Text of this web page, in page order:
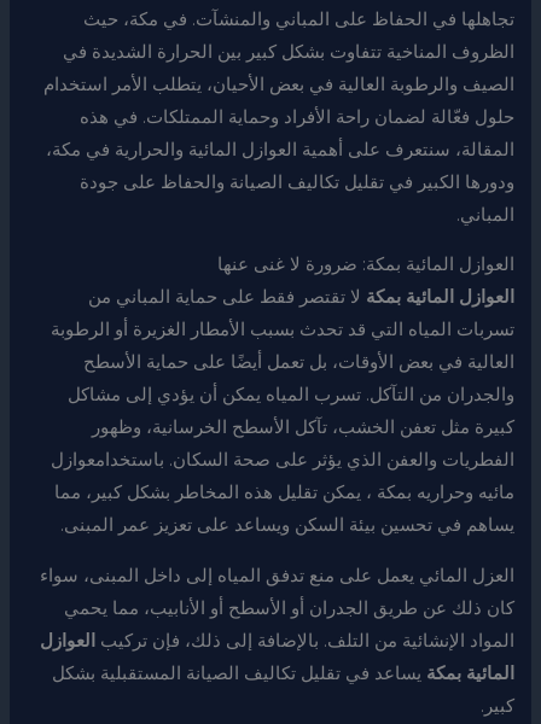
تجاهلها في الحفاظ على المباني والمنشآت. في مكة، حيث
الظروف المناخية تتفاوت بشكل كبير بين الحرارة الشديدة في
الصيف والرطوبة العالية في بعض الأحيان، يتطلب الأمر استخدام
حلول فعّالة لضمان راحة الأفراد وحماية الممتلكات. في هذه
المقالة، سنتعرف على أهمية العوازل المائية والحرارية في مكة،
ودورها الكبير في تقليل تكاليف الصيانة والحفاظ على جودة
المباني.
العوازل المائية بمكة: ضرورة لا غنى عنها
العوازل المائية بمكة لا تقتصر فقط على حماية المباني من
تسربات المياه التي قد تحدث بسبب الأمطار الغزيرة أو الرطوبة
العالية في بعض الأوقات، بل تعمل أيضًا على حماية الأسطح
والجدران من التآكل. تسرب المياه يمكن أن يؤدي إلى مشاكل
كبيرة مثل تعفن الخشب، تآكل الأسطح الخرسانية، وظهور
الفطريات والعفن الذي يؤثر على صحة السكان. باستخدامعوازل
مائيه وحراريه بمكة ، يمكن تقليل هذه المخاطر بشكل كبير، مما
يساهم في تحسين بيئة السكن ويساعد على تعزيز عمر المبنى.
العزل المائي يعمل على منع تدفق المياه إلى داخل المبنى، سواء
كان ذلك عن طريق الجدران أو الأسطح أو الأنابيب، مما يحمي
المواد الإنشائية من التلف. بالإضافة إلى ذلك، فإن تركيب العوازل
المائية بمكة يساعد في تقليل تكاليف الصيانة المستقبلية بشكل
كبير.